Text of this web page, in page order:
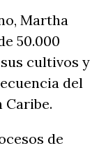
Martha
50.000
cultivos y
del
de